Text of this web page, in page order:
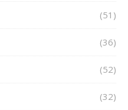
(51)
(36)
(52)
(32)